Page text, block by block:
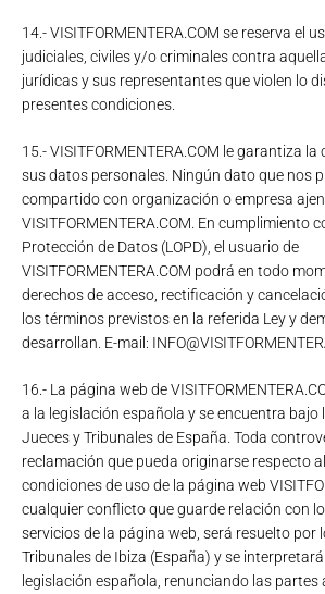
14.- VISITFORMENTERA.COM se reserva el
judiciales, civiles y/o criminales contra
jurídicas y sus representantes que violen lo
presentes condiciones.
15.- VISITFORMENTERA.COM le garantiza
sus datos personales. Ningún dato que nos
compartido con organización o empresa
VISITFORMENTERA.COM. En cumplimiento
Protección de Datos (LOPD), el usuario de
VISITFORMENTERA.COM podrá en todo
derechos de acceso, rectificación y
los términos previstos en la referida Ley y
desarrollan. E-mail:
16.- La página web de
a la legislación española y se encuentra bajo
Jueces y Tribunales de España. Toda
reclamación que pueda originarse respecto
condiciones de uso de la página web
cualquier conflicto que guarde relación con
servicios de la página web, será resuelto por
Tribunales de Ibiza (España) y se
legislación española, renunciando las partes